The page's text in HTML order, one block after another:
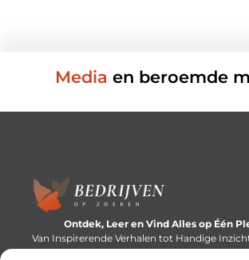
Media en beroemde
Ontdek, Leer en Vind Alles op Één
Van Inspirerende Verhalen tot Handige
Binnen Handbereik.